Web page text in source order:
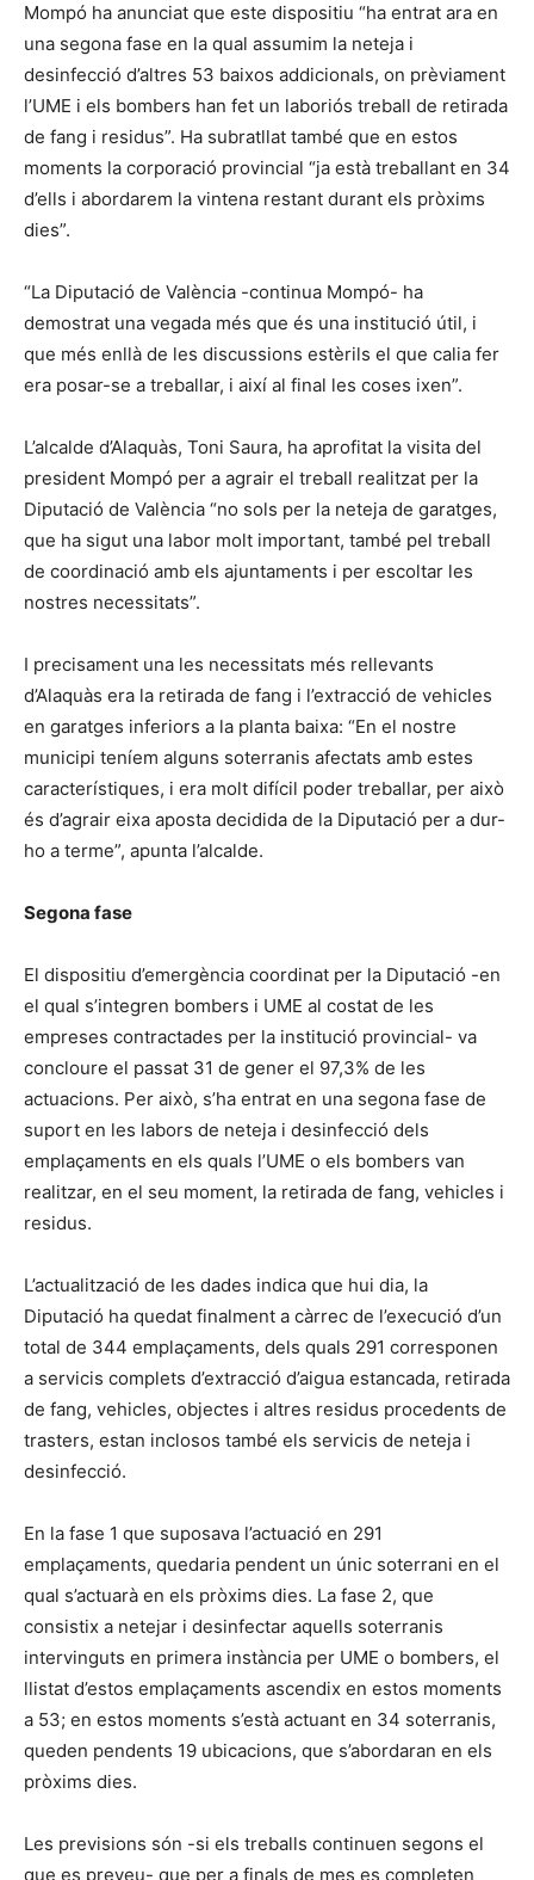
Mompó ha anunciat que este dispositiu “ha entrat ara en
una segona fase en la qual assumim la neteja i
desinfecció d’altres 53 baixos addicionals, on prèviament
l’UME i els bombers han fet un laboriós treball de retirada
de fang i residus”. Ha subratllat també que en estos
moments la corporació provincial “ja està treballant en 34
d’ells i abordarem la vintena restant durant els pròxims
dies”.
“La Diputació de València -continua Mompó- ha
demostrat una vegada més que és una institució útil, i
que més enllà de les discussions estèrils el que calia fer
era posar-se a treballar, i així al final les coses ixen”.
L’alcalde d’Alaquàs, Toni Saura, ha aprofitat la visita del
president Mompó per a agrair el treball realitzat per la
Diputació de València “no sols per la neteja de garatges,
que ha sigut una labor molt important, també pel treball
de coordinació amb els ajuntaments i per escoltar les
nostres necessitats”.
I precisament una les necessitats més rellevants
d’Alaquàs era la retirada de fang i l’extracció de vehicles
en garatges inferiors a la planta baixa: “En el nostre
municipi teníem alguns soterranis afectats amb estes
característiques, i era molt difícil poder treballar, per això
és d’agrair eixa aposta decidida de la Diputació per a dur-
ho a terme”, apunta l’alcalde.
Segona fase
El dispositiu d’emergència coordinat per la Diputació -en
el qual s’integren bombers i UME al costat de les
empreses contractades per la institució provincial- va
concloure el passat 31 de gener el 97,3% de les
actuacions. Per això, s’ha entrat en una segona fase de
suport en les labors de neteja i desinfecció dels
emplaçaments en els quals l’UME o els bombers van
realitzar, en el seu moment, la retirada de fang, vehicles i
residus.
L’actualització de les dades indica que hui dia, la
Diputació ha quedat finalment a càrrec de l’execució d’un
total de 344 emplaçaments, dels quals 291 corresponen
a servicis complets d’extracció d’aigua estancada, retirada
de fang, vehicles, objectes i altres residus procedents de
trasters, estan inclosos també els servicis de neteja i
desinfecció.
En la fase 1 que suposava l’actuació en 291
emplaçaments, quedaria pendent un únic soterrani en el
qual s’actuarà en els pròxims dies. La fase 2, que
consistix a netejar i desinfectar aquells soterranis
intervinguts en primera instància per UME o bombers, el
llistat d’estos emplaçaments ascendix en estos moments
a 53; en estos moments s’està actuant en 34 soterranis,
queden pendents 19 ubicacions, que s’abordaran en els
pròxims dies.
Les previsions són -si els treballs continuen segons el
que es preveu- que per a finals de mes es completen